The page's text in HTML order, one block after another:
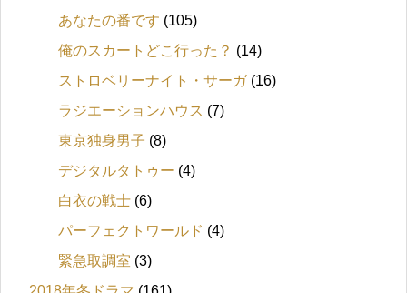
あなたの番です (105)
俺のスカートどこ行った？ (14)
ストロベリーナイト・サーガ(16)
ラジエーションハウス (7)
東京独身男子 (8)
デジタルタトゥー (4)
白衣の戦士 (6)
パーフェクトワールド (4)
緊急取調室 (3)